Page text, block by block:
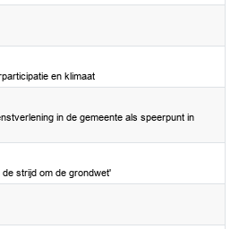
en klimaat
in de gemeente als speerpunt in
strijd om de grondwet'